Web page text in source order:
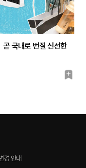
북
국내로 번질 신선한
경 안내